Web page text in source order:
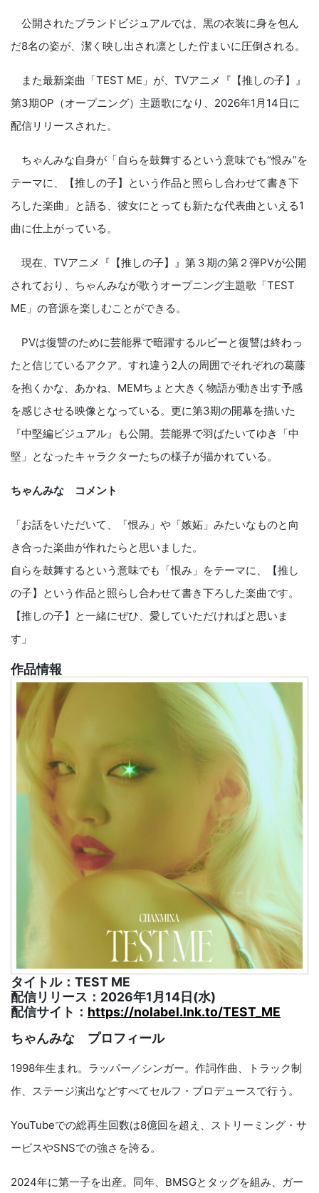
公開されたブランドビジュアルでは、黒の衣装に身を包ん
だ8名の姿が、潔く映し出され凛とした佇まいに圧倒される。
また最新楽曲「TEST ME」が、TVアニメ『【推しの子】』
第3期OP（オープニング）主題歌になり、2026年1月14日に
配信リリースされた。
ちゃんみな自身が「自らを鼓舞するという意味でも“恨み”を
テーマに、【推しの子】という作品と照らし合わせて書き下
ろした楽曲」と語る、彼女にとっても新たな代表曲といえる1
曲に仕上がっている。
現在、TVアニメ『【推しの子】』第３期の第２弾PVが公開
されており、ちゃんみなが歌うオープニング主題歌「TEST
ME」の音源を楽しむことができる。
PVは復讐のために芸能界で暗躍するルビーと復讐は終わっ
たと信じているアクア。すれ違う2人の周囲でそれぞれの葛藤
を抱くかな、あかね、MEMちょと大きく物語が動き出す予感
を感じさせる映像となっている。更に第3期の開幕を描いた
『中堅編ビジュアル』も公開。芸能界で羽ばたいてゆき「中
堅」となったキャラクターたちの様子が描かれている。
ちゃんみな コメント
「お話をいただいて、「恨み」や「嫉妬」みたいなものと向
き合った楽曲が作れたらと思いました。
自らを鼓舞するという意味でも「恨み」をテーマに、【推し
の子】という作品と照らし合わせて書き下ろした楽曲です。
【推しの子】と一緒にぜひ、愛していただければと思いま
す」
作品情報
タイトル：TEST ME
配信リリース：2026年1月14日(水)
配信サイト： https://nolabel.lnk.to/TEST_ME
ちゃんみな プロフィール
1998年生まれ。ラッパー／シンガー。作詞作曲、トラック制
作、ステージ演出などすべてセルフ・プロデュースで行う。
YouTubeでの総再生回数は8億回を超え、ストリーミング・サ
ービスやSNSでの強さを誇る。
2024年に第一子を出産。同年、BMSGとタッグを組み、ガー